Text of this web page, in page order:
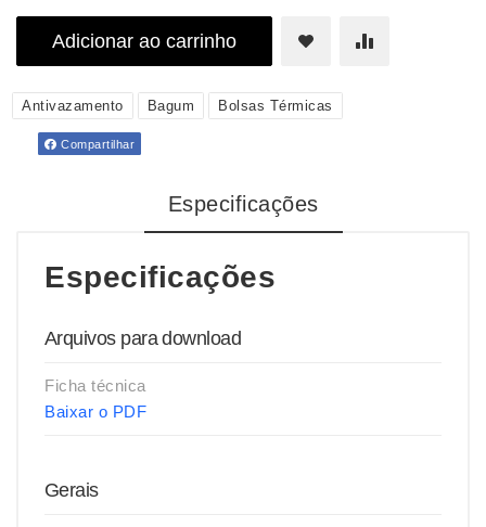
Adicionar ao carrinho
Antivazamento Bagum Bolsas Térmicas
Compartilhar
Especificações
Especificações
Arquivos para download
Ficha técnica
Baixar o PDF
Gerais